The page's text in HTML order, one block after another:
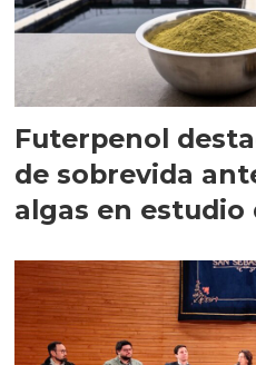
Futerpenol
de sobrevida
algas en estudio